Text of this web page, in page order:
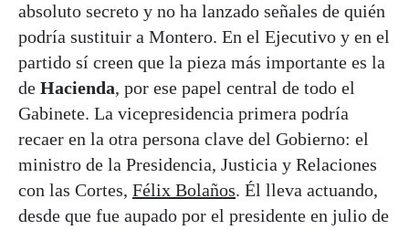
absoluto secreto y no ha lanzado señales de quién
podría sustituir a Montero. En el Ejecutivo y en el
partido sí creen que la pieza más importante es la
de Hacienda, por ese papel central de todo el
Gabinete. La vicepresidencia primera podría
recaer en la otra persona clave del Gobierno: el
ministro de la Presidencia, Justicia y Relaciones
con las Cortes, Félix Bolaños. Él lleva actuando,
desde que fue aupado por el presidente en julio de